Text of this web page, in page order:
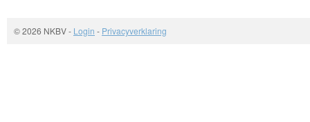
© 2026 NKBV- Login - Privacyverklaring